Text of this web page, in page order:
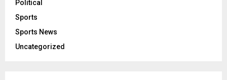
Political
Sports
Sports News
Uncategorized